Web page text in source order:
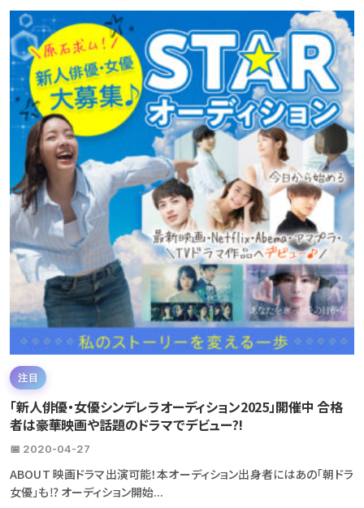
注目
「新人俳優・女優シンデレラオーディション2025」開催中 合格
者は豪華映画や話題のドラマでデビュー?!
📅 2020-04-27
ABOUT 映画ドラマ出演可能！本オーディション出身者にはあの「朝ドラ
女優」も⁉ オーディション開始...